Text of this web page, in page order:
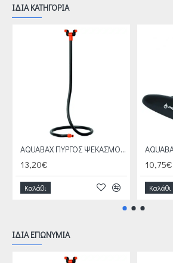
ΙΔΙΑ ΚΑΤΗΓΟΡΙΑ
AQUABAX ΠΥΡΓΟΣ ΨΕΚΑΣΜΟΥ ΠΟΛΥΜΟΡΦΙΚΟΣ (B-06902)
13,20€
Καλάθι
10,75€
Καλάθι
ΙΔΙΑ ΕΠΩΝΥΜΙΑ